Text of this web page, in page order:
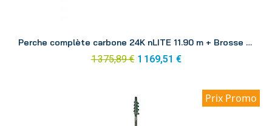
Perche complète carbone 24K nLITE 11.90 m + Brosse CF12H
1 375,89 € 1 169,51 €
Prix Promo